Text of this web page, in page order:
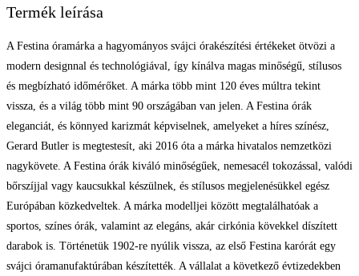
Termék leírása
A Festina óramárka a hagyományos svájci órakészítési értékeket ötvözi a
modern designnal és technológiával, így kínálva magas minőségű, stílusos
és megbízható időmérőket. A márka több mint 120 éves múltra tekint
vissza, és a világ több mint 90 országában van jelen. A Festina órák
eleganciát, és könnyed karizmát képviselnek, amelyeket a híres színész,
Gerard Butler is megtestesít, aki 2016 óta a márka hivatalos nemzetközi
nagykövete. A Festina órák kiváló minőségűek, nemesacél tokozással, valódi
bőrszíjjal vagy kaucsukkal készülnek, és stílusos megjelenésükkel egész
Európában közkedveltek. A márka modelljei között megtalálhatóak a
sportos, színes órák, valamint az elegáns, akár cirkónia kövekkel díszített
darabok is. Történetük 1902-re nyúlik vissza, az első Festina karórát egy
svájci óramanufaktúrában készítették. A vállalat a következő évtizedekben